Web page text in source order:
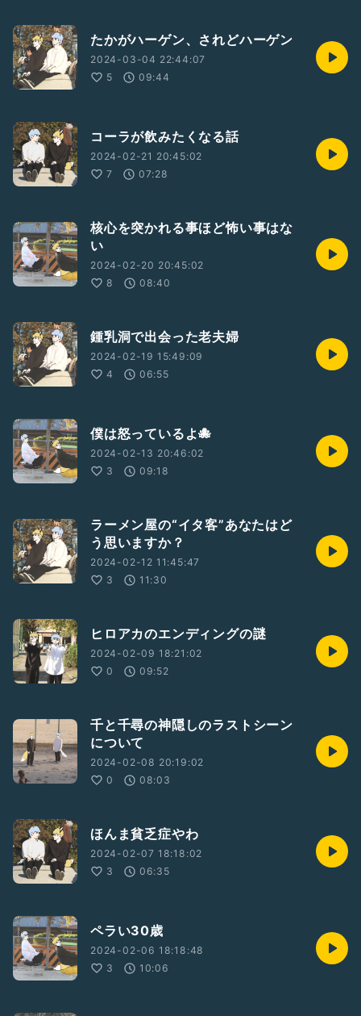
たかがハーゲン、されどハーゲン
2024-03-04 22:44:07
5
09:44
コーラが飲みたくなる話
2024-02-21 20:45:02
7
07:28
核心を突かれる事ほど怖い事はな
い
2024-02-20 20:45:02
8
08:40
鍾乳洞で出会った老夫婦
2024-02-19 15:49:09
4
06:55
僕は怒っているよ🐙
2024-02-13 20:46:02
3
09:18
ラーメン屋の“イタ客”あなたはど
う思いますか？
2024-02-12 11:45:47
3
11:30
ヒロアカのエンディングの謎
2024-02-09 18:21:02
0
09:52
千と千尋の神隠しのラストシーン
について
2024-02-08 20:19:02
0
08:03
ほんま貧乏症やわ
2024-02-07 18:18:02
3
06:35
ペラい30歳
2024-02-06 18:18:48
3
10:06